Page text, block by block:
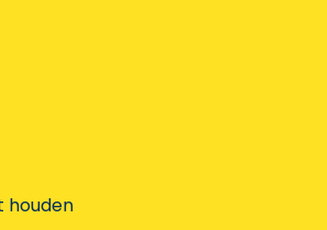
houden